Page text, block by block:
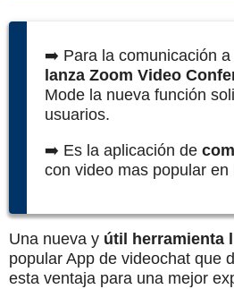
➡️ Para la comunicación a
lanza Zoom Video
Mode la nueva función
usuarios.
➡️ Es la aplicación de
con video mas popular en
Una nueva y útil herramienta
popular App de videochat que
esta ventaja para una mejor